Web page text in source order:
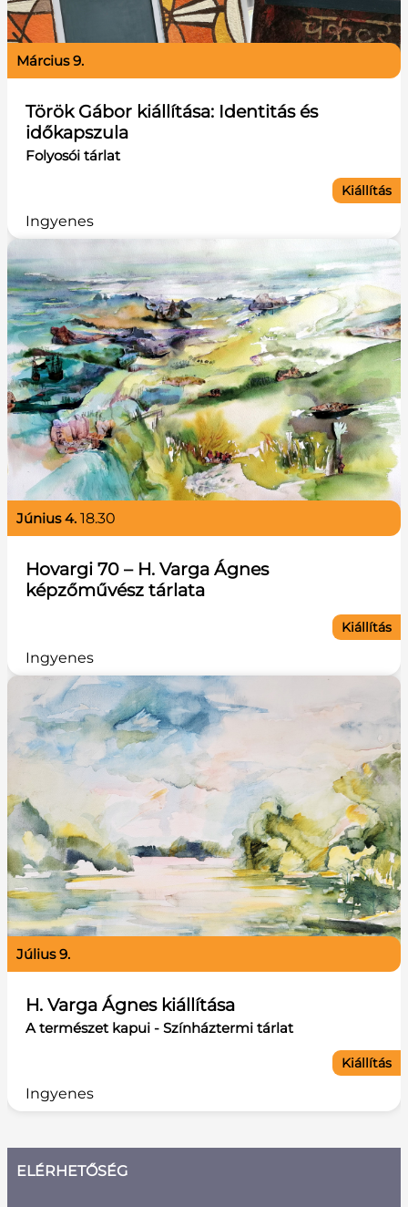
Török Gábor kiállítása: Identitás és
időkapszula
Folyosói tárlat
március 9.
Ingyenes
Kiállítás
Hovargi 70 – H. Varga Ágnes
képzőművész tárlata
június 4. 18.30
Ingyenes
Kiállítás
H. Varga Ágnes kiállítása
A természet kapui - Színháztermi tárlat
július 9.
Ingyenes
Kiállítás
ELÉRHETŐSÉG